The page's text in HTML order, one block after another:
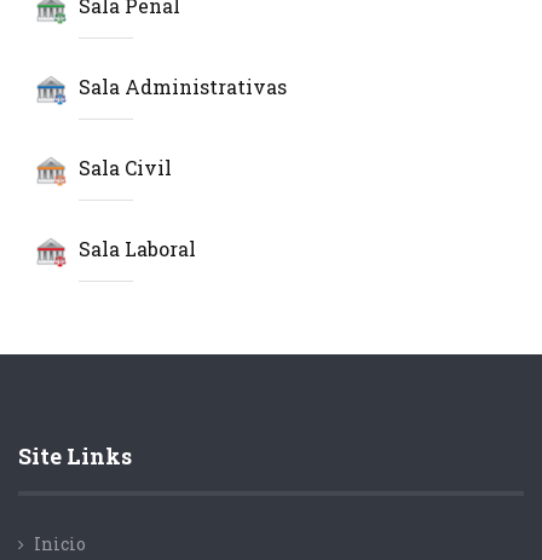
Sala Penal
Sala Administrativas
Sala Civil
Sala Laboral
Site Links
Inicio